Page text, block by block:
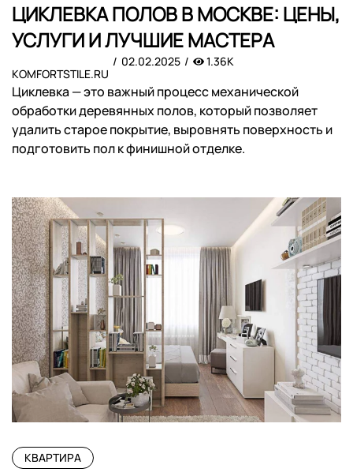
ЦИКЛЕВКА ПОЛОВ В МОСКВЕ: ЦЕНЫ,
УСЛУГИ И ЛУЧШИЕ МАСТЕРА
KOMFORTSTILE.RU
02.02.2025 1.36K
Циклевка — это важный процесс механической
обработки деревянных полов, который позволяет
удалить старое покрытие, выровнять поверхность и
подготовить пол к финишной отделке.
КВАРТИРА